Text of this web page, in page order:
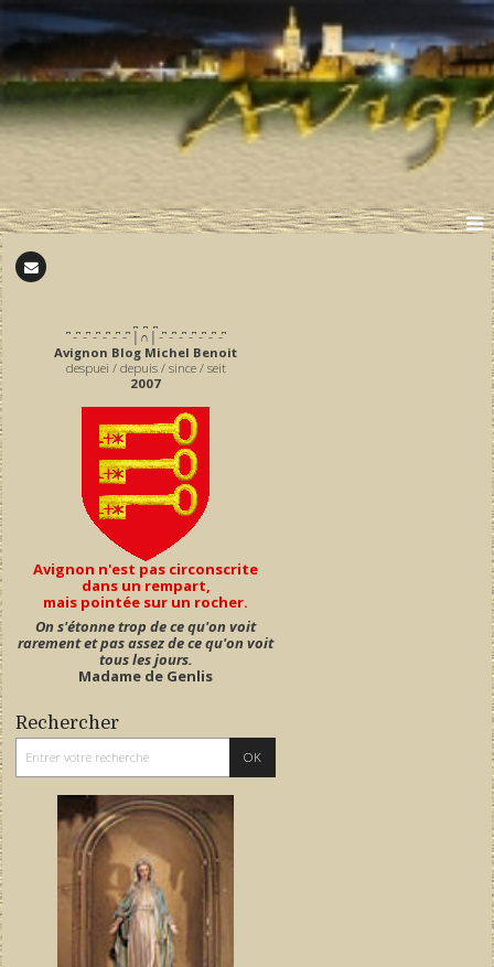
͆ ̵ ͆ ̵ ͆ ̵ ͆ ̵ ͆ ̵ ͆ ̵ ͆ │∩│ ̵ ͆ ̵ ͆ ̵ ͆ ̵ ͆ ̵ ͆ ̵ ͆ ̵ ͆
Avignon Blog Michel Benoit
despuei / depuis / since / seit
2007
Avignon n'est pas circonscrite
dans un rempart,
mais pointée sur un rocher.
On s'étonne trop de ce qu'on voit
rarement et pas assez de ce qu'on voit
tous les jours.
Madame de Genlis
Rechercher